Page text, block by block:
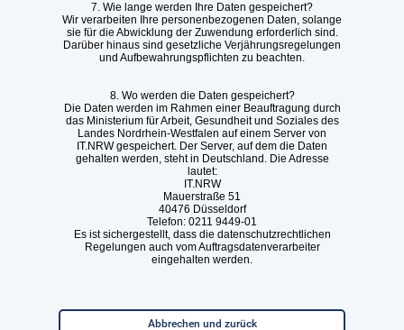
7. Wie lange werden Ihre Daten gespeichert?
Wir verarbeiten Ihre personenbezogenen Daten, solange
sie für die Abwicklung der Zuwendung erforderlich sind.
Darüber hinaus sind gesetzliche Verjährungsregelungen
und Aufbewahrungspflichten zu beachten.
8. Wo werden die Daten gespeichert?
Die Daten werden im Rahmen einer Beauftragung durch
das Ministerium für Arbeit, Gesundheit und Soziales des
Landes Nordrhein-Westfalen auf einem Server von
IT.NRW gespeichert. Der Server, auf dem die Daten
gehalten werden, steht in Deutschland. Die Adresse
lautet:
IT.NRW
Mauerstraße 51
40476 Düsseldorf
Telefon: 0211 9449-01
Es ist sichergestellt, dass die datenschutzrechtlichen
Regelungen auch vom Auftragsdatenverarbeiter
eingehalten werden.
Abbrechen und zurück